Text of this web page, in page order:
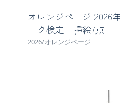
オレンジページ
ーク検定 挿絵7点
2026/オレンジページ